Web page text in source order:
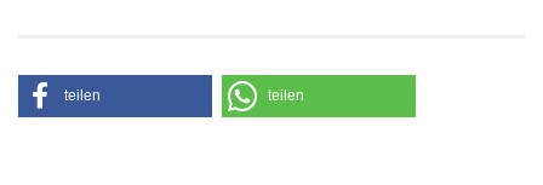
teilen teilen